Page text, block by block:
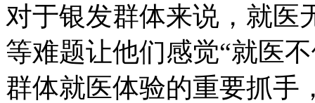
对于银发群体来说，就医
等难题让他们感觉“就医
群体就医体验的重要抓手